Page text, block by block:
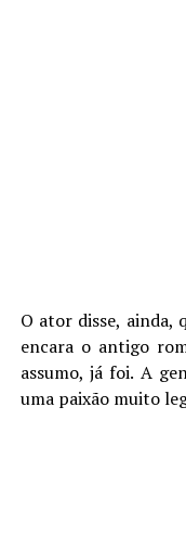
O ator disse, ainda,
encara o antigo
assumo, já foi. A
uma paixão muito